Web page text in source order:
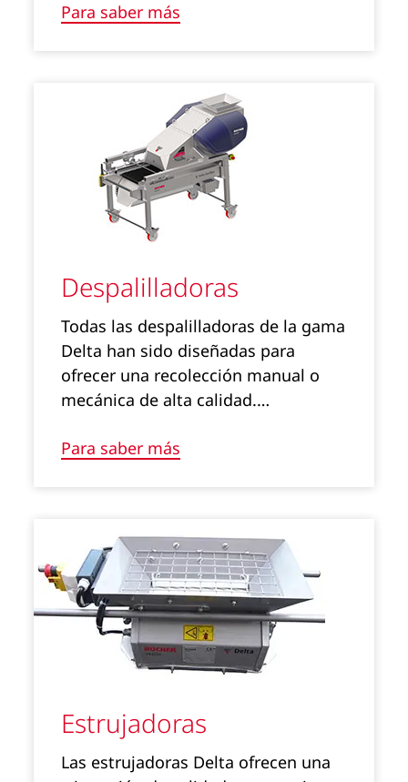
Para saber más
Despalilladoras
Todas las despalilladoras de la gama
Delta han sido diseñadas para
ofrecer una recolección manual o
mecánica de alta calidad.…
Para saber más
Estrujadoras
Las estrujadoras Delta ofrecen una